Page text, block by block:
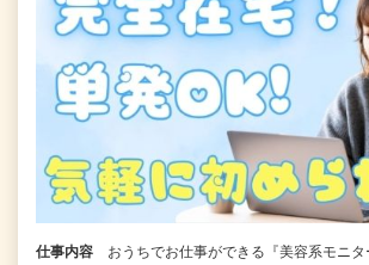
仕事内容
おうちでお仕事ができる『美容系モニ